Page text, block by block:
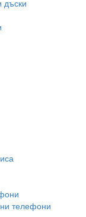
дъски
телефони